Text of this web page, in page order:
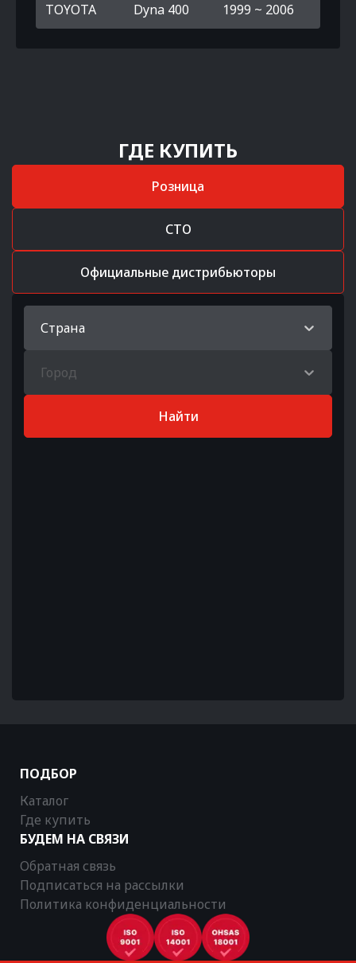
TOYOTA Dyna 400 1999 ~ 2006
ГДЕ КУПИТЬ
Розница
СТО
Официальные дистрибьюторы
Страна
Город
Найти
ПОДБОР
Каталог
Где купить
БУДЕМ НА СВЯЗИ
Обратная связь
Подписаться на рассылки
Политика конфиденциальности